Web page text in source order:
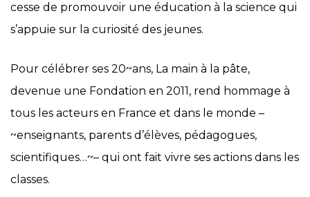
cesse de promouvoir une éducation à la science qui
s’appuie sur la curiosité des jeunes.
Pour célébrer ses 20~ans, La main à la pâte,
devenue une Fondation en 2011, rend hommage à
tous les acteurs en France et dans le monde –
~enseignants, parents d’élèves, pédagogues,
scientifiques…~– qui ont fait vivre ses actions dans les
classes.